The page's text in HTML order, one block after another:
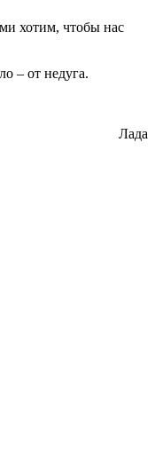
хотим, чтобы нас
– от недуга.
Лада